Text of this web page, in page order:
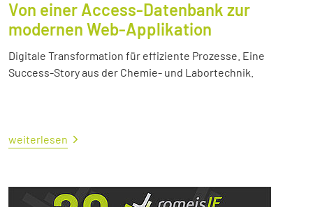
Von einer Access-Datenbank zur
modernen Web-Applikation
Digitale Transformation für effiziente Prozesse. Eine
Success-Story aus der Chemie- und Labortechnik.
weiterlesen